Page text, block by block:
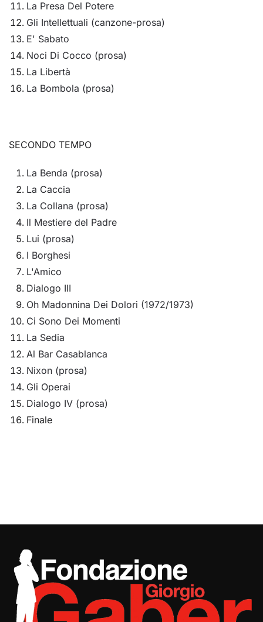
La Presa Del Potere
Gli Intellettuali (canzone-prosa)
E' Sabato
Noci Di Cocco (prosa)
La Libertà
La Bombola (prosa)
SECONDO TEMPO
La Benda (prosa)
La Caccia
La Collana (prosa)
Il Mestiere del Padre
Lui (prosa)
I Borghesi
L'Amico
Dialogo III
Oh Madonnina Dei Dolori (1972/1973)
Ci Sono Dei Momenti
La Sedia
Al Bar Casablanca
Nixon (prosa)
Gli Operai
Dialogo IV (prosa)
Finale